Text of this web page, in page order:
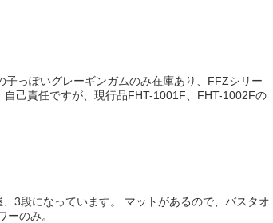
っぽいグレーギンガムのみ在庫あり、FFZシリー
己責任ですが、現行品FHT-1001F、FHT-1002Fの
3段になっています。 マットがあるので、バスタオ
ーのみ。